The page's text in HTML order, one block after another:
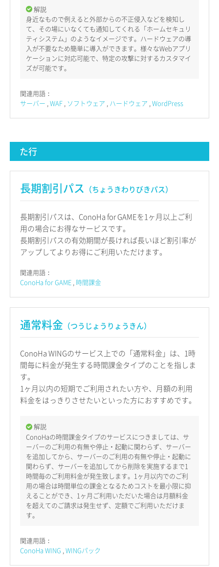
解説
身近なもので例えると外部からの不正侵入などを検知し
て、その場にいなくても通知してくれる「ホームセキュリ
ティシステム」のようなイメージです。ハードウェアの導
入が不要なため簡単に導入ができます。様々なWebアプリ
ケーションに対応可能で、特定の攻撃に対するカスタマイ
ズが可能です。
関連用語：
サーバー WAF ソフトウェア ハードウェア WordPress
た行
長期割引パス （ちょうきわりびきパス）
長期割引パスは、ConoHa for GAMEを1ヶ月以上ご利
用の場合にお得なサービスです。
長期割引パスの有効期間が長ければ長いほど割引率が
アップしてよりお得にご利用いただけます。
関連用語：
ConoHa for GAME 時間課金
通常料金 （つうじょうりょうきん）
ConoHa WINGのサービス上での「通常料金」は、1時
間毎に料金が発生する時間課金タイプのことを指しま
す。
1ヶ月以内の短期でご利用されたい方や、月額の利用
料金をはっきりさせたいといった方におすすめです。
解説
ConoHaの時間課金タイプのサービスにつきましては、サ
ーバーのご利用の有無や停止・起動に関わらず、サーバー
を追加してから、サーバーのご利用の有無や停止・起動に
関わらず、サーバーを追加してから削除を実施するまで1
時間毎のご利用料金が発生致します。1ヶ月以内でのご利
用の場合は時間単位の課金となるためコストを最小限に抑
えることができ、1ヶ月ご利用いただいた場合は月額料金
を超えてのご請求は発生せず、定額でご利用いただけま
す。
関連用語：
ConoHa WING WINGパック